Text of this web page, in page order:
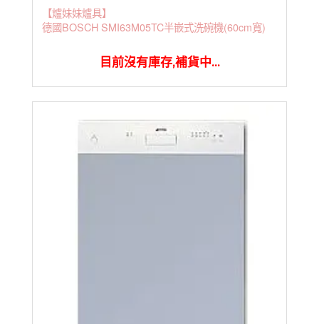
【爐妹妹爐具】
德國BOSCH SMI63M05TC半嵌式洗碗機(60cm寬)
目前沒有庫存,補貨中...